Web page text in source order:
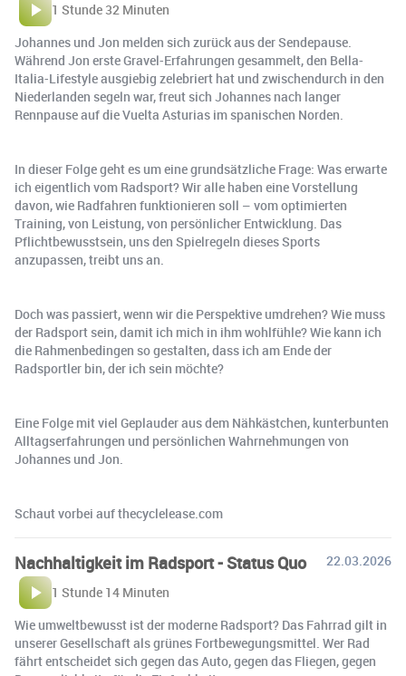
1 Stunde 32 Minuten
Johannes und Jon melden sich zurück aus der Sendepause.
Während Jon erste Gravel-Erfahrungen gesammelt, den Bella-
Italia-Lifestyle ausgiebig zelebriert hat und zwischendurch in den
Niederlanden segeln war, freut sich Johannes nach langer
Rennpause auf die Vuelta Asturias im spanischen Norden.
In dieser Folge geht es um eine grundsätzliche Frage: Was erwarte
ich eigentlich vom Radsport? Wir alle haben eine Vorstellung
davon, wie Radfahren funktionieren soll – vom optimierten
Training, von Leistung, von persönlicher Entwicklung. Das
Pflichtbewusstsein, uns den Spielregeln dieses Sports
anzupassen, treibt uns an.
Doch was passiert, wenn wir die Perspektive umdrehen? Wie muss
der Radsport sein, damit ich mich in ihm wohlfühle? Wie kann ich
die Rahmenbedingen so gestalten, dass ich am Ende der
Radsportler bin, der ich sein möchte?
Eine Folge mit viel Geplauder aus dem Nähkästchen, kunterbunten
Alltagserfahrungen und persönlichen Wahrnehmungen von
Johannes und Jon.
Schaut vorbei auf thecyclelease.com
Nachhaltigkeit im Radsport - Status Quo
22.03.2026
1 Stunde 14 Minuten
Wie umweltbewusst ist der moderne Radsport? Das Fahrrad gilt in
unserer Gesellschaft als grünes Fortbewegungsmittel. Wer Rad
fährt entscheidet sich gegen das Auto, gegen das Fliegen, gegen